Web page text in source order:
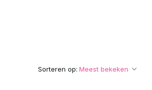
Sorteren op: